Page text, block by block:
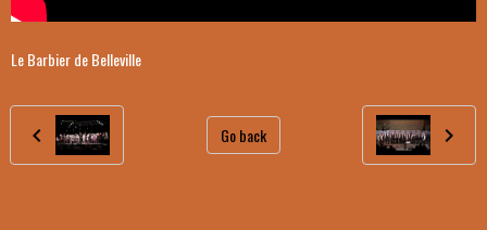
Le Barbier de Belleville
Go back